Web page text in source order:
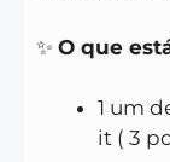
✨ O que
1 um
it ( 3